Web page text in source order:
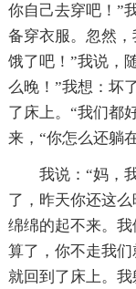
你自己去穿吧！”
备穿衣服。忽然
饿了吧！”我说，
么晚！”我想：坏
了床上。“我们都
来，“你怎么还躺
我说：“妈，
了，昨天你还这
绵绵的起不来。我
算了，你不走我
就回到了床上。